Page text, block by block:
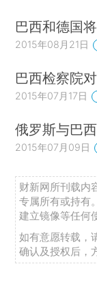
巴西和德国
2015年08月21日
巴西检察院
2015年07月17日
俄罗斯与巴
2015年07月09日
财新网所刊载内
专属所有或持有
建立镜像等任何
如有意愿转载，
确认及授权后，